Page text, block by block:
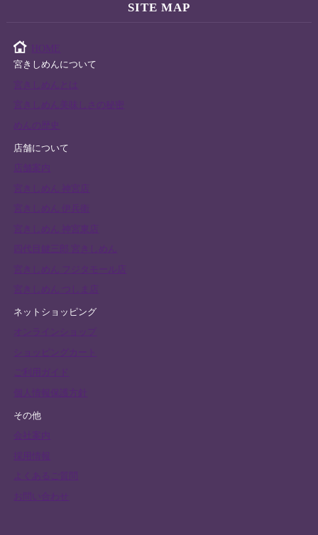
SITE MAP
HOME
宮きしめんについて
宮きしめん美味しさの秘密
めんの歴史
店舗について
宮きしめん 神宮店
宮きしめん 神宮東店
宮きしめん フジタモール店
ネットショッピング
個人情報保護方針
その他
採用情報
よくあるご質問